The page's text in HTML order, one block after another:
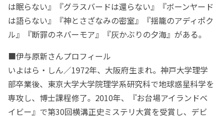
は眠らない』『グラスバードは還らない』『ボーンヤード
は語らない』『神とさざなみの密室』『揺籠のアディポク
ル』『断罪のネバーモア』『灰かぶりの夕海』がある。
■伊与原新さんプロフィール
いよはら・しん／1972年、大阪府生まれ。神戸大学理学
部卒業後、東京大学大学院理学系研究科で地球惑星科学を
専攻し、博士課程修了。2010年、『お台場アイランドベ
イビー』で第30回横溝正史ミステリ大賞を受賞し、デビ